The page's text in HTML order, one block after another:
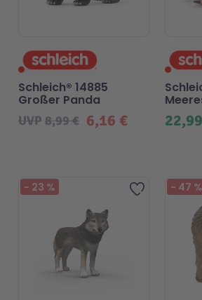
6,16 €
UVP8,99 €
Schleich® 14885
Großer Panda
Set
Zur
- 23 % - 47 %